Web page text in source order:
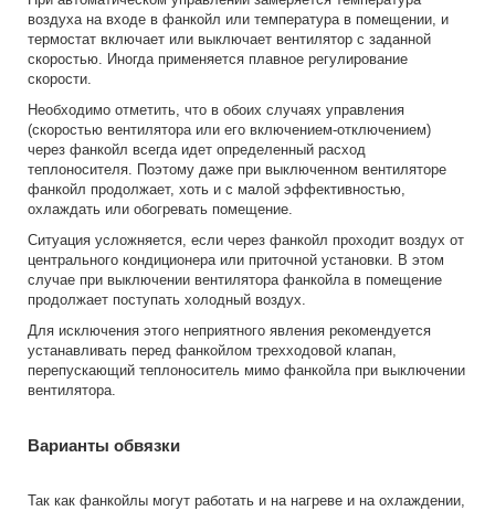
воздуха на входе в фанкойл или температура в помещении, и
термостат включает или выключает вентилятор с заданной
скоростью. Иногда применяется плавное регулирование
скорости.
Необходимо отметить, что в обоих случаях управления
(скоростью вентилятора или его включением-отключением)
через фанкойл всегда идет определенный расход
теплоносителя. Поэтому даже при выключенном вентиляторе
фанкойл продолжает, хоть и с малой эффективностью,
охлаждать или обогревать помещение.
Ситуация усложняется, если через фанкойл проходит воздух от
центрального кондиционера или приточной установки. В этом
случае при выключении вентилятора фанкойла в помещение
продолжает поступать холодный воздух.
Для исключения этого неприятного явления рекомендуется
устанавливать перед фанкойлом трехходовой клапан,
перепускающий теплоноситель мимо фанкойла при выключении
вентилятора.
Варианты обвязки
Так как фанкойлы могут работать и на нагреве и на охлаждении,